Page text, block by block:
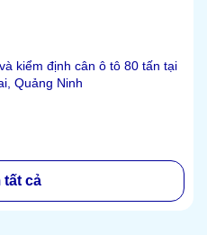
kiểm định cân ô tô 80 tấn tại
Quảng Ninh
tất cả